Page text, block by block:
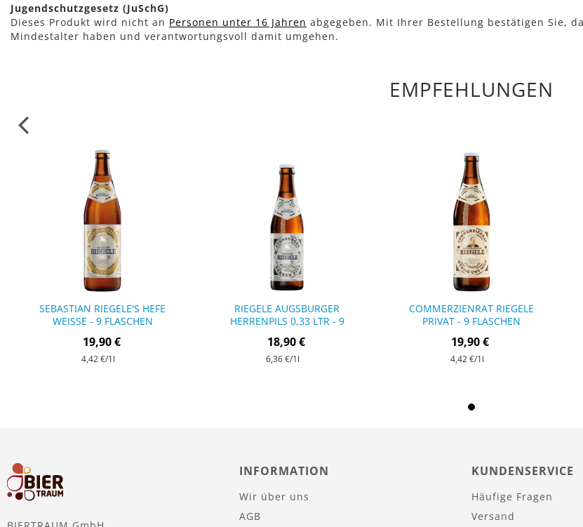
Jugendschutzgesetz (JuSchG)
Dieses Produkt wird nicht an Personen unter 16 Jahren abgegeben. Mit Ihrer Bestellung bestätigen Sie,
Mindestalter haben und verantwortungsvoll damit umgehen.
EMPFEHLUNGEN
SEBASTIAN RIEGELE'S HEFE
WEISSE - 9 FLASCHEN
19,90 €
4,42 €/1l
RIEGELE AUGSBURGER
HERRENPILS 0,33 LTR - 9
18,90 €
6,36 €/1l
COMMERZIENRAT RIEGELE
PRIVAT - 9 FLASCHEN
19,90 €
4,42 €/1l
INFORMATION
Wir über uns
AGB
KUNDENSERVICE
Häufige Fragen
Versand